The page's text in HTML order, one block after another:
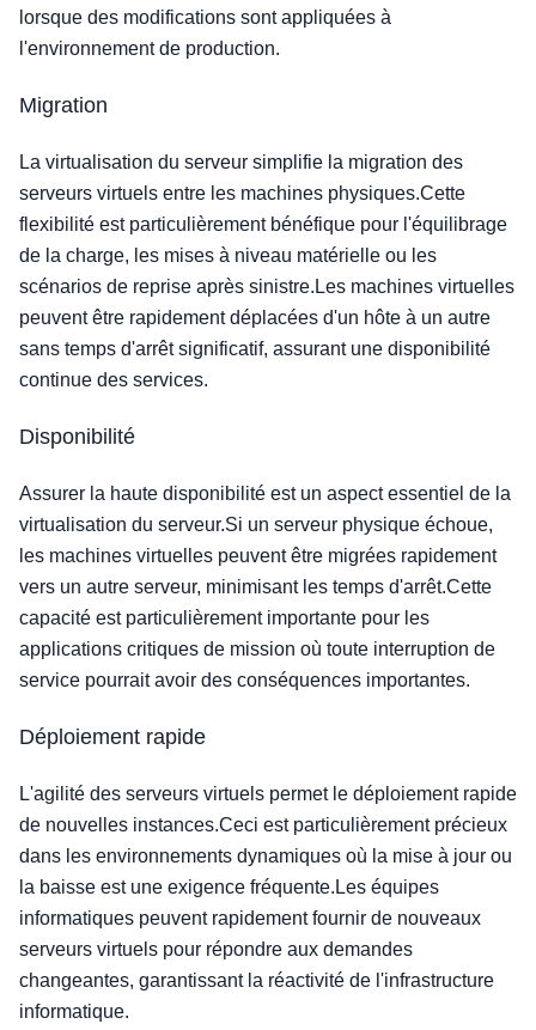
lorsque des modifications sont appliquées à
l'environnement de production.
Migration
La virtualisation du serveur simplifie la migration des
serveurs virtuels entre les machines physiques.Cette
flexibilité est particulièrement bénéfique pour l'équilibrage
de la charge, les mises à niveau matérielle ou les
scénarios de reprise après sinistre.Les machines virtuelles
peuvent être rapidement déplacées d'un hôte à un autre
sans temps d'arrêt significatif, assurant une disponibilité
continue des services.
Disponibilité
Assurer la haute disponibilité est un aspect essentiel de la
virtualisation du serveur.Si un serveur physique échoue,
les machines virtuelles peuvent être migrées rapidement
vers un autre serveur, minimisant les temps d'arrêt.Cette
capacité est particulièrement importante pour les
applications critiques de mission où toute interruption de
service pourrait avoir des conséquences importantes.
Déploiement rapide
L'agilité des serveurs virtuels permet le déploiement rapide
de nouvelles instances.Ceci est particulièrement précieux
dans les environnements dynamiques où la mise à jour ou
la baisse est une exigence fréquente.Les équipes
informatiques peuvent rapidement fournir de nouveaux
serveurs virtuels pour répondre aux demandes
changeantes, garantissant la réactivité de l'infrastructure
informatique.